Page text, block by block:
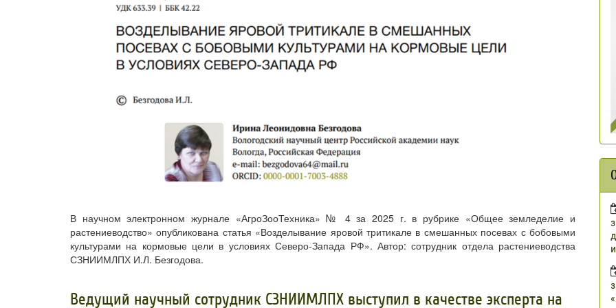
В научном электронном журнале «АгроЗооТехника» № 4 за 2025 г. в рубрике «Общее земледелие и
растениеводство» опубликована статья «Возделывание яровой тритикале в смешанных посевах с бобовыми
культурами на кормовые цели в условиях Северо-Запада РФ». Автор: сотрудник отдела растениеводства
СЗНИИМЛПХ И.Л. Безгодова.
​Ведущий научный сотрудник СЗНИИМЛПХ выступил в качестве эксперта на